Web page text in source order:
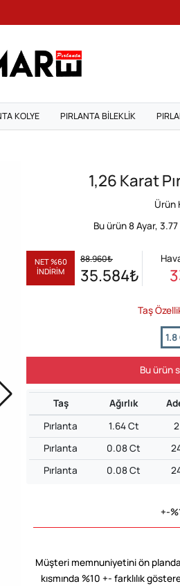
KOLYE PIRLANTA BILEKLIK
1,26 Karat
Ürün
Bu ürün 8 Ayar, 3.77
NET %60
İNDİRİM
88.960₺
35.584₺
Taş
Bu ürün
Taş Ağırlık
Pırlanta
1.64 Ct 2
Pırlanta
0.08 Ct
Pırlanta
0.08 Ct
+-
Müşteri memnuniyetini ön
kısmında %10 +- farklılık